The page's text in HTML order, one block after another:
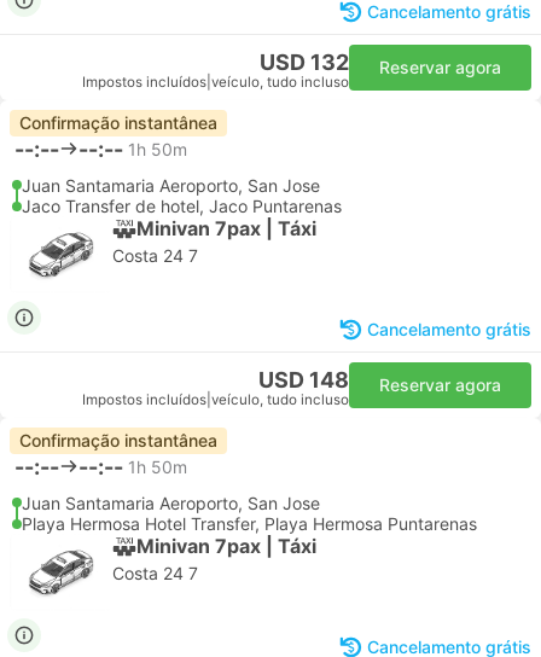
Cancelamento grátis
USD 132
Impostos incluídos veículo, tudo incluso
Reservar agora
Confirmação instantânea
--:-- --:-- 1h 50m
Juan Santamaria Aeroporto, San Jose
Jaco Transfer de hotel, Jaco Puntarenas
Minivan 7pax | Táxi
Costa 24 7
Cancelamento grátis
USD 148
Impostos incluídos veículo, tudo incluso
Reservar agora
Confirmação instantânea
--:-- --:-- 1h 50m
Juan Santamaria Aeroporto, San Jose
Playa Hermosa Hotel Transfer, Playa Hermosa Puntarenas
Minivan 7pax | Táxi
Costa 24 7
Cancelamento grátis